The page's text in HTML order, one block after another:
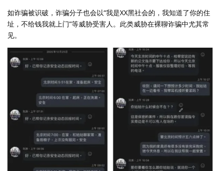
如诈骗被识破，诈骗分子也会以“我是XX黑社会的，我知道了你的住
址，不给钱我就上门”等威胁受害人。此类威胁在裸聊诈骗中尤其常
见。